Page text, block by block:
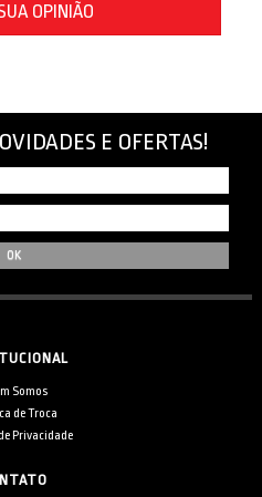
OPINIÃO
E OFERTAS!
Somos
de Troca
Privacidade